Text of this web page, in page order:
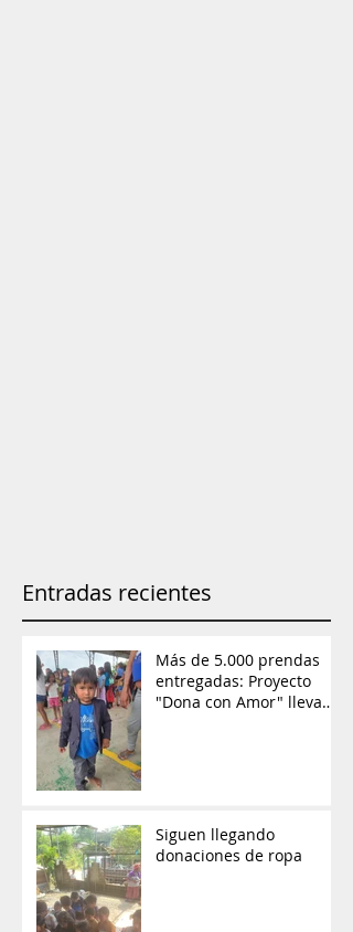
Entradas recientes
Más de 5.000 prendas
entregadas: Proyecto
"Dona con Amor" lleva
Siguen llegando
donaciones de ropa